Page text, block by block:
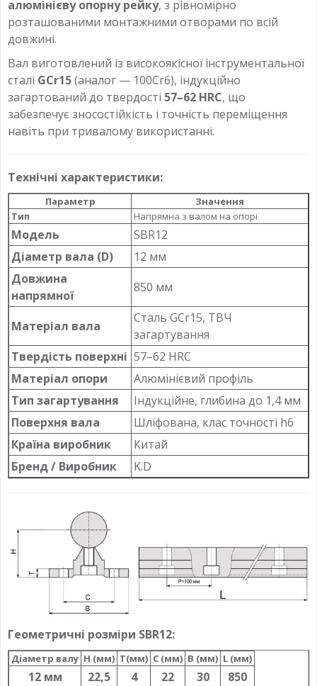
алюмінієву опорну рейку, з рівномірно
розташованими монтажними отворами по всій
довжині.
Вал виготовлений із високоякісної інструментальної
сталі GCr15(аналог — 100Cr6), індукційно
загартований до твердості 57–62 HRC, що
забезпечує зносостійкість і точність переміщення
навіть при тривалому використанні.
Технічні характеристики:
Параметр
Значення
Тип
Напрямна з валом на опорі
Модель
SBR12
Діаметр вала (D)
12 мм
Довжина
напрямної
850 мм
Матеріал вала
Сталь GCr15, ТВЧ
загартування
Твердість поверхні 57–62 HRC
Матеріал опори
Алюмінієвий профіль
Тип загартування
Індукційне, глибина до 1,4 мм
Поверхня вала
Шліфована, клас точності h6
Країна виробник
Китай
Бренд / Виробник
K.D
Геометричні розміри SBR12:
Діаметр валу H (мм) T(мм) C (мм) B (мм) L (мм)
12 мм 22,5 4 22 30 850